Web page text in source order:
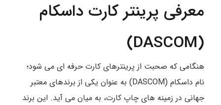
معرفی پرینتر کارت داسکام
(DASCOM)
هنگامی که صحبت از پرینترهای کارت حرفه ای می شود؛
نام داسکام (DASCOM) به عنوان یکی از برندهای معتبر
جهانی در زمینه های چاپ کارت، به میان می آید. این برند